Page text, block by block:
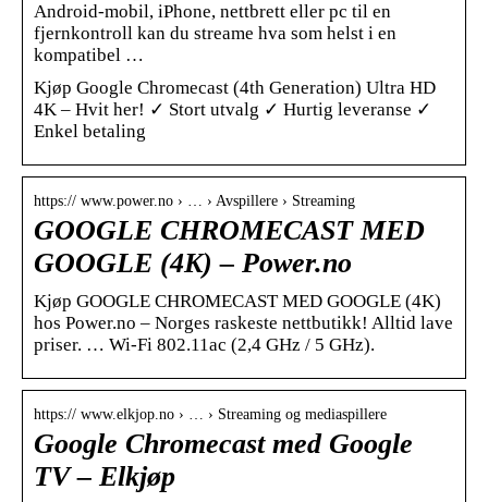
Android-mobil, iPhone, nettbrett eller pc til en
fjernkontroll kan du streame hva som helst i en
kompatibel …
Kjøp Google Chromecast (4th Generation) Ultra HD
4K – Hvit her! ✓ Stort utvalg ✓ Hurtig leveranse ✓
Enkel betaling
https:// www.power.no › … › Avspillere › Streaming
GOOGLE CHROMECAST MED
GOOGLE (4K) – Power.no
Kjøp GOOGLE CHROMECAST MED GOOGLE (4K)
hos Power.no – Norges raskeste nettbutikk! Alltid lave
priser. … Wi-Fi 802.11ac (2,4 GHz / 5 GHz).
https:// www.elkjop.no › … › Streaming og mediaspillere
Google Chromecast med Google
TV – Elkjøp